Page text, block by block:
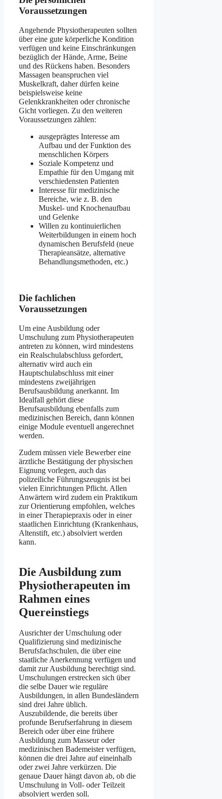
Voraussetzungen
Angehende Physiotherapeuten sollten
über eine gute körperliche Kondition
verfügen und keine Einschränkungen
bezüglich der Hände, Arme, Beine
und des Rückens haben. Besonders
Massagen beanspruchen viel
Muskelkraft, daher dürfen keine
beispielsweise keine
Gelenkkrankheiten oder chronische
Gicht vorliegen. Zu den weiteren
Voraussetzungen zählen:
ausgeprägtes Interesse am
Aufbau und der Funktion des
menschlichen Körpers
Soziale Kompetenz und
Empathie für den Umgang mit
verschiedensten Patienten
Interesse für medizinische
Bereiche, wie z. B. den
Muskel- und Knochenaufbau
und Gelenke
Willen zu kontinuierlichen
Weiterbildungen in einem hoch
dynamischen Berufsfeld (neue
Therapieansätze, alternative
Behandlungsmethoden, etc.)
Die fachlichen
Voraussetzungen
Um eine Ausbildung oder
Umschulung zum Physiotherapeuten
antreten zu können, wird mindestens
ein Realschulabschluss gefordert,
alternativ wird auch ein
Hauptschulabschluss mit einer
mindestens zweijährigen
Berufsausbildung anerkannt. Im
Idealfall gehört diese
Berufsausbildung ebenfalls zum
medizinischen Bereich, dann können
einige Module eventuell angerechnet
werden.
Zudem müssen viele Bewerber eine
ärztliche Bestätigung der physischen
Eignung vorlegen, auch das
polizeiliche Führungszeugnis ist bei
vielen Einrichtungen Pflicht. Allen
Anwärtern wird zudem ein Praktikum
zur Orientierung empfohlen, welches
in einer Therapiepraxis oder in einer
staatlichen Einrichtung (Krankenhaus,
Altenstift, etc.) absolviert werden
kann.
Die Ausbildung zum
Physiotherapeuten im
Rahmen eines
Quereinstiegs
Ausrichter der Umschulung oder
Qualifizierung sind medizinische
Berufsfachschulen, die über eine
staatliche Anerkennung verfügen und
damit zur Ausbildung berechtigt sind.
Umschulungen erstrecken sich über
die selbe Dauer wie reguläre
Ausbildungen, in allen Bundesländern
sind drei Jahre üblich.
Auszubildende, die bereits über
profunde Berufserfahrung in diesem
Bereich oder über eine frühere
Ausbildung zum Masseur oder
medizinischen Bademeister verfügen,
können die drei Jahre auf eineinhalb
oder zwei Jahre verkürzen. Die
genaue Dauer hängt davon ab, ob die
Umschulung in Voll- oder Teilzeit
absolviert werden soll.